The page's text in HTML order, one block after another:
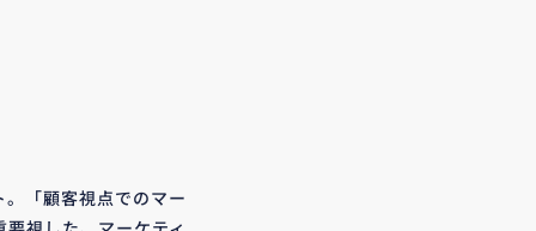
「顧客視点でのマー